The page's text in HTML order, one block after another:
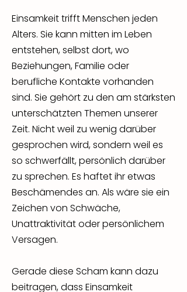
Einsamkeit trifft Menschen jeden
Alters. Sie kann mitten im Leben
entstehen, selbst dort, wo
Beziehungen, Familie oder
berufliche Kontakte vorhanden
sind. Sie gehört zu den am stärksten
unterschätzten Themen unserer
Zeit. Nicht weil zu wenig darüber
gesprochen wird, sondern weil es
so schwerfällt, persönlich darüber
zu sprechen. Es haftet ihr etwas
Beschämendes an. Als wäre sie ein
Zeichen von Schwäche,
Unattraktivität oder persönlichem
Versagen.
Gerade diese Scham kann dazu
beitragen, dass Einsamkeit